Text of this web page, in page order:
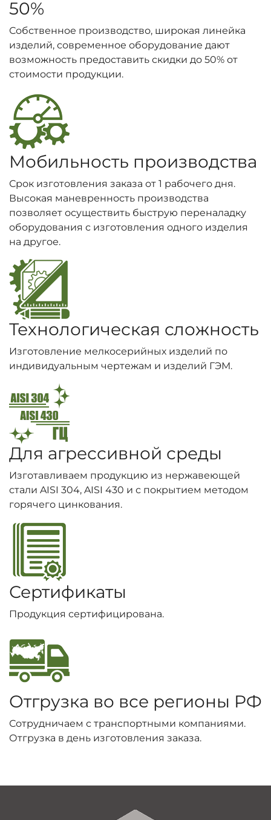
50%
Собственное производство, широкая линейка
изделий, современное оборудование дают
возможность предоставить скидки до 50% от
стоимости продукции.
Мобильность производства
Срок изготовления заказа от 1 рабочего дня.
Высокая маневренность производства
позволяет осуществить быструю переналадку
оборудования с изготовления одного изделия
на другое.
Технологическая сложность
Изготовление мелкосерийных изделий по
индивидуальным чертежам и изделий ГЭМ.
Для агрессивной среды
Изготавливаем продукцию из нержавеющей
стали AISI 304, AISI 430 и с покрытием методом
горячего цинкования.
Сертификаты
Продукция сертифицирована.
Отгрузка во все регионы РФ
Сотрудничаем с транспортными компаниями.
Отгрузка в день изготовления заказа.